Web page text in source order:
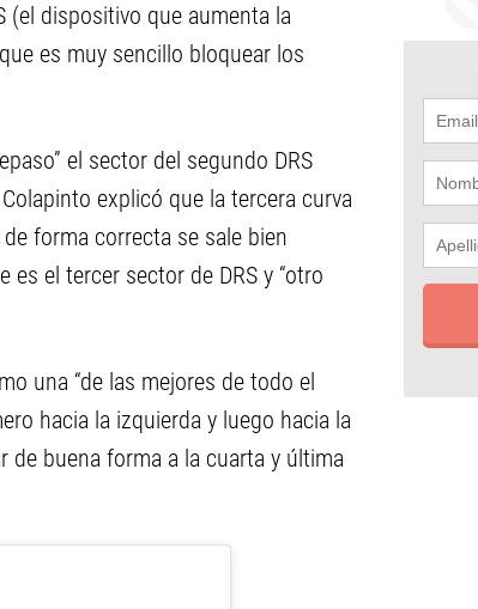
(el dispositivo que aumenta la
es muy sencillo bloquear los
el sector del segundo DRS
explicó que la tercera curva
forma correcta se sale bien
el tercer sector de DRS y “otro
una “de las mejores de todo el
hacia la izquierda y luego hacia la
de buena forma a la cuarta y última